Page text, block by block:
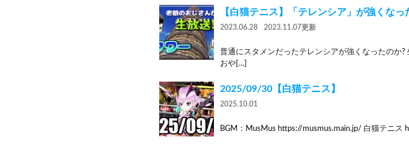
【白猫テニス】「テレンシア」が強くな
2023.06.28 2023.11.07更新
普通にスタメンだったテレンシアが強くなったのか
おや[…]
2025/09/30【白猫テニス】
2025.10.01
BGM：MusMus https://musmus.main.jp/ 白猫テニス